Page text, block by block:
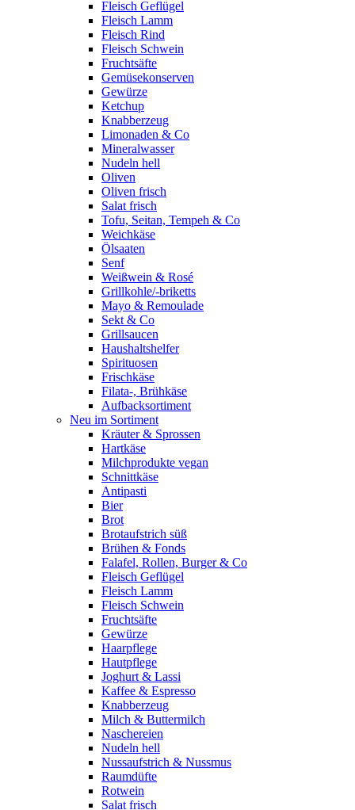
Fleisch Geflügel
Fleisch Lamm
Fleisch Rind
Fleisch Schwein
Fruchtsäfte
Gemüsekonserven
Gewürze
Ketchup
Knabberzeug
Limonaden & Co
Mineralwasser
Nudeln hell
Oliven
Oliven frisch
Salat frisch
Tofu, Seitan, Tempeh & Co
Weichkäse
Ölsaaten
Senf
Weißwein & Rosé
Grillkohle/-briketts
Mayo & Remoulade
Sekt & Co
Grillsaucen
Haushaltshelfer
Spirituosen
Frischkäse
Filata-, Brühkäse
Aufbacksortiment
Neu im Sortiment
Kräuter & Sprossen
Hartkäse
Milchprodukte vegan
Schnittkäse
Antipasti
Bier
Brot
Brotaufstrich süß
Brühen & Fonds
Falafel, Rollen, Burger & Co
Fleisch Geflügel
Fleisch Lamm
Fleisch Schwein
Fruchtsäfte
Gewürze
Haarpflege
Hautpflege
Joghurt & Lassi
Kaffee & Espresso
Knabberzeug
Milch & Buttermilch
Naschereien
Nudeln hell
Nussaufstrich & Nussmus
Raumdüfte
Rotwein
Salat frisch